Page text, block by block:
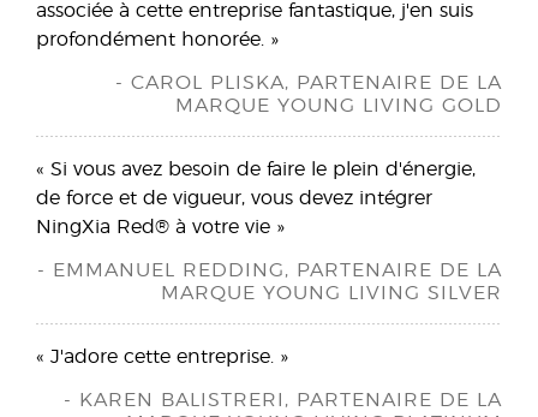
associée à cette entreprise fantastique, j'en suis
profondément honorée. »
- CAROL PLISKA, PARTENAIRE DE LA
MARQUE YOUNG LIVING GOLD
« Si vous avez besoin de faire le plein d'énergie,
de force et de vigueur, vous devez intégrer
NingXia Red® à votre vie »
- EMMANUEL REDDING, PARTENAIRE DE LA
MARQUE YOUNG LIVING SILVER
« J'adore cette entreprise. »
- KAREN BALISTRERI, PARTENAIRE DE LA